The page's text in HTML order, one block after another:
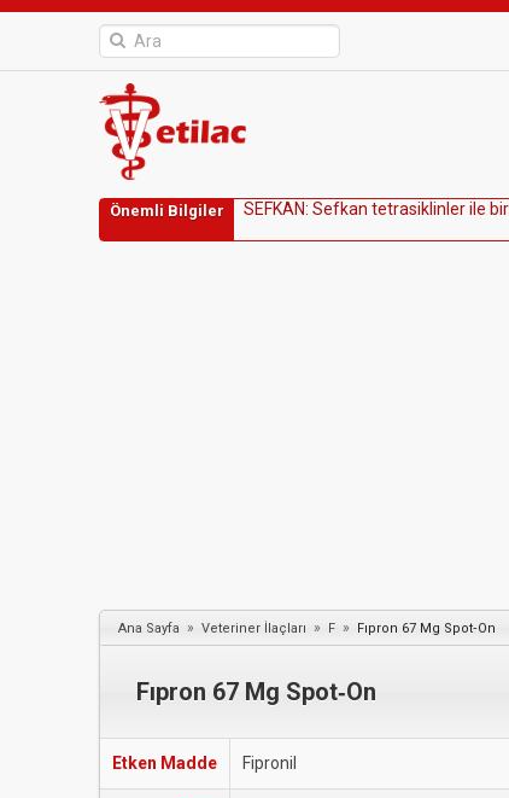
Önemli Bilgiler SEFKAN: Sefkan tetrasikin eri e bir
Ana Sayfa » Veteriner İlaçları » F » Fıpron 67 Mg Spot‐On
Fıpron 67 Mg Spot‐On
Etken Madde Fipronil